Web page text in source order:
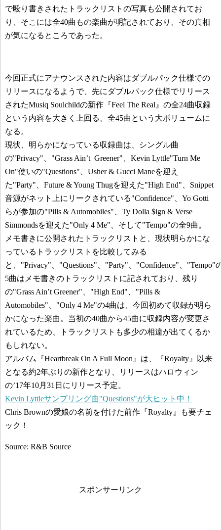
で殴り書きされたトラックリストの写真も公開されてお
り、そこには全40曲もの楽曲が明記されており、その真相
が気になるところであった。
今回正式にアナウンスされた内容はダブルパック仕様での
リリースになるようで、先にダブルパック仕様でリリース
されたMusiq Soulchildの新作『Feel The Real』の全24曲収録
という内容を大きく上回る、全45曲という大ボリュームに
なる。
現状、明らかになっている収録曲は、シングル曲
の"Privacy"、"Grass Ain’t Greener"、Kevin Lyttle"Turn Me
On"使いの"Questions"、Usher & Gucci Maneを迎え
た"Party"、Future & Young Thugを迎えた"High End"、Snippet
音源がネット上にリークされている"Confidence"、Yo Gotti
らが参加の"Pills & Automobiles"、Ty Dolla $ign & Verse
Simmondsを迎えた"Only 4 Me"、そして"Tempo"の全9曲。
メモ書きに公開されたトラックリストと、現状明らかにな
っているトラックリストを比較してみる
と、"Privacy"、"Questions"、"Party"、"Confidence"、"Tempo"
5曲はメモ書きのトラックリストに記されており、残り
の"Grass Ain’t Greener"、"High End"、"Pills &
Automobiles"、"Only 4 Me"の4曲は、今回初めて収録が明ら
かになった楽曲。当初の40曲から45曲に収録内容が変更さ
れているため、トラックリストも多少の相違が出てくるか
もしれない。
アルバム『Heartbreak On A Full Moon』は、『Royalty』以来
となる約2年ぶりの新作となり、リリースはハロウィン
の’17年10月31日にリリース予定。
Kevin Lyttleサンプリング曲"Questions"が大ヒット中！
Chris Brownの愛娘の名前を付けた前作『Royalty』も要チェ
ック！
Source: R&B Source
スポンサーリンク